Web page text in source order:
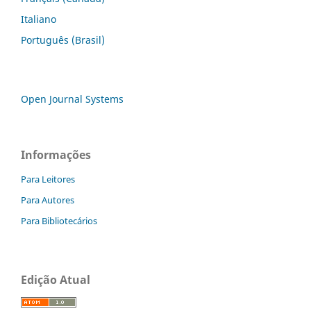
Italiano
Português (Brasil)
Open Journal Systems
Informações
Para Leitores
Para Autores
Para Bibliotecários
Edição Atual